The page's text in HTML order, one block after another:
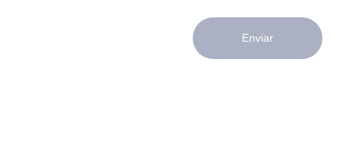
Enviar